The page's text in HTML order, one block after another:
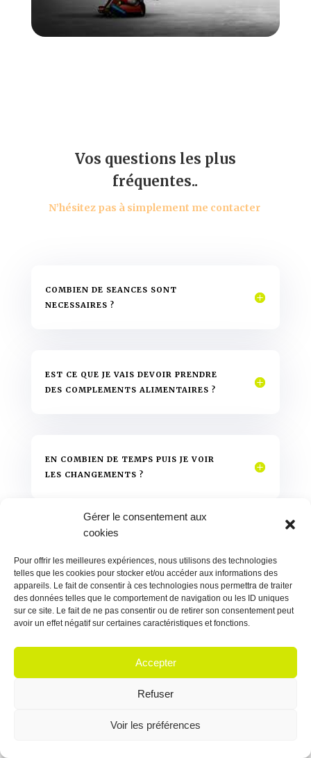
Gérer le consentement aux
cookies
Pour offrir les meilleures expériences, nous utilisons des technologies
telles que les cookies pour stocker et/ou accéder aux informations des
appareils. Le fait de consentir à ces technologies nous permettra de traiter
des données telles que le comportement de navigation ou les ID uniques
sur ce site. Le fait de ne pas consentir ou de retirer son consentement peut
avoir un effet négatif sur certaines caractéristiques et fonctions.
Accepter
Refuser
Voir les préférences
Vos questions les plus
fréquentes..
N’hésitez pas à simplement me contacter
COMBIEN DE SEANCES SONT
NECESSAIRES ?
EST CE QUE JE VAIS DEVOIR PRENDRE
DES COMPLEMENTS ALIMENTAIRES ?
EN COMBIEN DE TEMPS PUIS JE VOIR
LES CHANGEMENTS ?
CONSULTATION ?
Y A T IL UNE PRISE EN CHARGE
PACK ET LA CONSULTATION ?